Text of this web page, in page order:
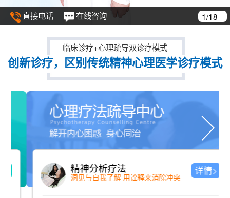
直接电话 在线咨询 1/18
临床诊疗+心理疏导双诊疗模式
创新诊疗，区别传统精神心理医学诊疗模式
精神分析疗法
洞见与自我了解 用诠释来消除冲突
详情>